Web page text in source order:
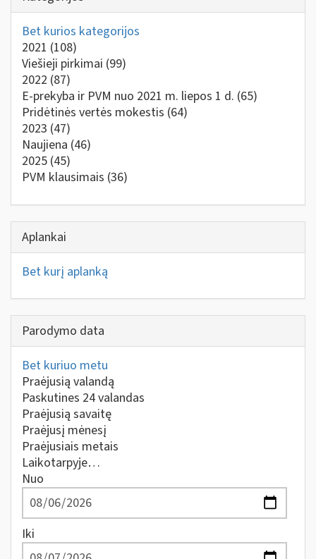
Bet kurios kategorijos
2021 (108)
Viešieji pirkimai (99)
2022 (87)
E-prekyba ir PVM nuo 2021 m. liepos 1 d. (65)
Pridėtinės vertės mokestis (64)
2023 (47)
Naujiena (46)
2025 (45)
PVM klausimais (36)
Aplankai
Bet kurį aplanką
Parodymo data
Bet kuriuo metu
Praėjusią valandą
Paskutines 24 valandas
Praėjusią savaitę
Praėjusį mėnesį
Praėjusiais metais
Laikotarpyje…
Nuo
Iki